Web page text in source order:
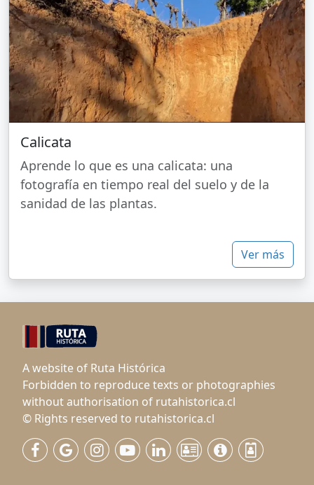
Calicata
Aprende lo que es una calicata: una
fotografía en tiempo real del suelo y de la
sanidad de las plantas.
Ver más
A website of Ruta Histórica
Forbidden to reproduce texts or photographies
without authorisation of rutahistorica.cl
© Rights reserved to rutahistorica.cl